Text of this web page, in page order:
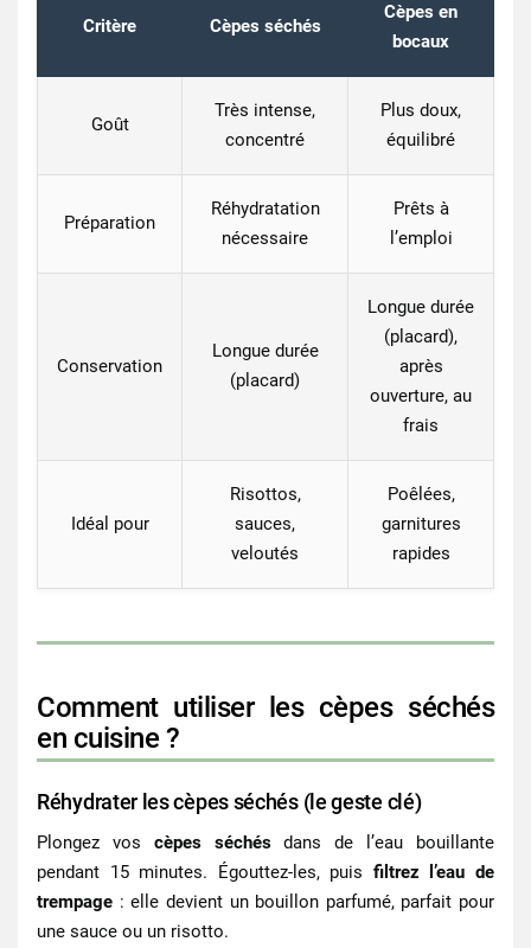
Critère Cèpes séchés
Cèpes en
bocaux
Goût
Très intense,
concentré
Plus doux,
équilibré
Préparation
Réhydratation
nécessaire
Prêts à
l’emploi
Conservation
Longue durée
(placard)
Longue durée
(placard),
après
ouverture, au
frais
Idéal pour
Risottos,
sauces,
veloutés
Poêlées,
garnitures
rapides
Comment utiliser les cèpes séchés
en cuisine ?
Réhydrater les cèpes séchés (le geste clé)
Plongez vos cèpes séchésdans de l’eau bouillante
pendant 15 minutes. Égouttez-les, puis filtrez l’eau de
trempage : elle devient un bouillon parfumé, parfait pour
une sauce ou un risotto.